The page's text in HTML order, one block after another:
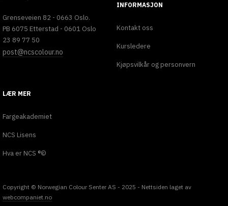
Grenseveien 82 - 0663 Oslo.
PB 6075 Etterstad - 0601 Oslo
23 89 77 50
post@ncscolour.no
INFORMASJON
Kontakt oss
Kursledere
Kjøpsvilkår og personvern
LÆR MER
Fargeakademiet
NCS Lisens
Hva er NCS ®©
Copyright © Norwegian Colour Senter AS - 2025 - Nettsiden laget av
webcompaniet.no